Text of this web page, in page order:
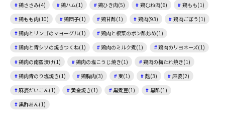
鶏ささみ(4)
鶏ハム(1) 鶏ひき肉(5) 鶏むね肉(6)
鶏もも(1)
鶏もも肉(10)
鶏団子(1) 鶏甘酢(1) 鶏肉(93)
鶏肉ごぼう(1)
鶏肉とリンゴのマヨーグル(1)
鶏肉と根菜のポン酢炒め(1)
鶏肉と青シソの焼きつくね(1)
鶏肉のミルク煮(1)
鶏肉のリヨネーズ(1)
鶏肉の南蛮漬け(1)
鶏肉の塩こうじ焼き(1)
鶏肉の梅たれ焼き(1)
鶏肉青のり塩焼き(1)
鶏胸肉(3) 麦(1) 麩(3)
麻婆(2)
麻婆だいこん(1)
黄金焼き(1) 黒煮豆(1)
黒酢(1)
黒酢あん(1)